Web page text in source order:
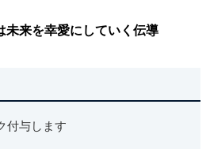
未来を幸愛にしていく伝導
付与します